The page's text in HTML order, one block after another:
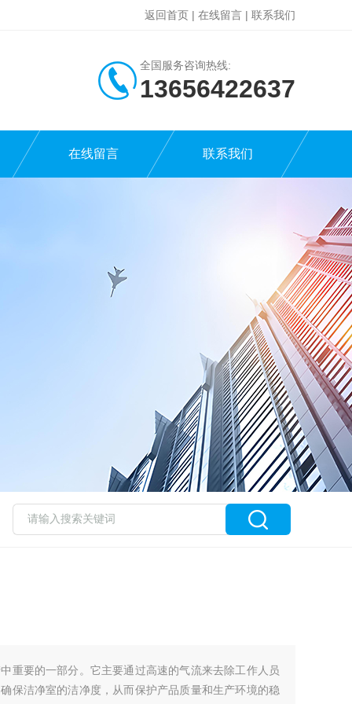
返回首页 | 在线留言 | 联系我们
全国服务咨询热线:
13656422637
在线留言 联系我们
重要的一部分。它主要通过高速的气流来去除工作人员
保洁净室的洁净度，从而保护产品质量和生产环境的稳